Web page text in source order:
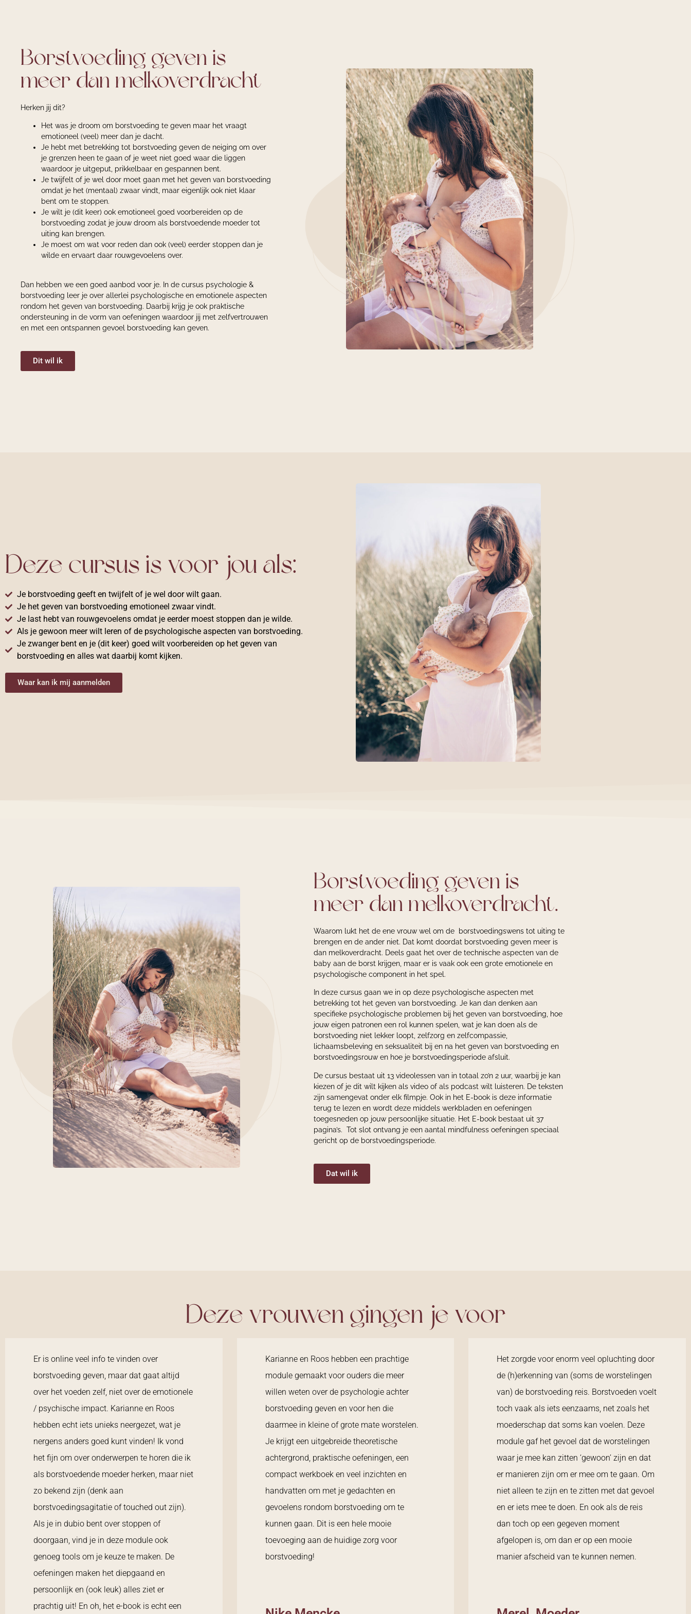
Borstvoeding geven is
meer dan melkoverdracht
Herken jij dit?
Het was je droom om borstvoeding te geven maar het vraagt
emotioneel (veel) meer dan je dacht.
Je hebt met betrekking tot borstvoeding geven de neiging om over
je grenzen heen te gaan of je weet niet goed waar die liggen
waardoor je uitgeput, prikkelbaar en gespannen bent.
Je twijfelt of je wel door moet gaan met het geven van borstvoeding
omdat je het (mentaal) zwaar vindt, maar eigenlijk ook niet klaar
bent om te stoppen.
Je wilt je (dit keer) ook emotioneel goed voorbereiden op de
borstvoeding zodat je jouw droom als borstvoedende moeder tot
uiting kan brengen.
Je moest om wat voor reden dan ook (veel) eerder stoppen dan je
wilde en ervaart daar rouwgevoelens over.
Dan hebben we een goed aanbod voor je. In de cursus psychologie &
borstvoeding leer je over allerlei psychologische en emotionele aspecten
rondom het geven van borstvoeding. Daarbij krijg je ook praktische
ondersteuning in de vorm van oefeningen waardoor jij met zelfvertrouwen
en met een ontspannen gevoel borstvoeding kan geven.
Dit wil ik
Deze cursus is voor jou als:
Je borstvoeding geeft en twijfelt of je wel door wilt gaan.
Je het geven van borstvoeding emotioneel zwaar vindt.
Je last hebt van rouwgevoelens omdat je eerder moest stoppen dan je wilde.
Als je gewoon meer wilt leren of de psychologische aspecten van borstvoeding.
Je zwanger bent en je (dit keer) goed wilt voorbereiden op het geven van
borstvoeding en alles wat daarbij komt kijken.
Waar kan ik mij aanmelden
Borstvoeding geven is
meer dan melkoverdracht.
Waarom lukt het de ene vrouw wel om de borstvoedingswens tot uiting te
brengen en de ander niet. Dat komt doordat borstvoeding geven meer is
dan melkoverdracht. Deels gaat het over de technische aspecten van de
baby aan de borst krijgen, maar er is vaak ook een grote emotionele en
psychologische component in het spel.
In deze cursus gaan we in op deze psychologische aspecten met
betrekking tot het geven van borstvoeding. Je kan dan denken aan
specifieke psychologische problemen bij het geven van borstvoeding, hoe
jouw eigen patronen een rol kunnen spelen, wat je kan doen als de
borstvoeding niet lekker loopt, zelfzorg en zelfcompassie,
lichaamsbeleving en seksualiteit bij en na het geven van borstvoeding en
borstvoedingsrouw en hoe je borstvoedingsperiode afsluit.
De cursus bestaat uit 13 videolessen van in totaal zo’n 2 uur, waarbij je kan
kiezen of je dit wilt kijken als video of als podcast wilt luisteren. De teksten
zijn samengevat onder elk filmpje. Ook in het E-book is deze informatie
terug te lezen en wordt deze middels werkbladen en oefeningen
toegesneden op jouw persoonlijke situatie. Het E-book bestaat uit 37
pagina’s. Tot slot ontvang je een aantal mindfulness oefeningen speciaal
gericht op de borstvoedingsperiode.
Dat wil ik
Deze vrouwen gingen je voor
Er is online veel info te vinden over
borstvoeding geven, maar dat gaat altijd
over het voeden zelf, niet over de emotionele
/ psychische impact. Karianne en Roos
hebben echt iets unieks neergezet, wat je
nergens anders goed kunt vinden! Ik vond
het fijn om over onderwerpen te horen die ik
als borstvoedende moeder herken, maar niet
zo bekend zijn (denk aan
borstvoedingsagitatie of touched out zijn).
Als je in dubio bent over stoppen of
doorgaan, vind je in deze module ook
genoeg tools om je keuze te maken. De
oefeningen maken het diepgaand en
persoonlijk en (ook leuk) alles ziet er
prachtig uit! En oh, het e-book is echt een
Karianne en Roos hebben een prachtige
module gemaakt voor ouders die meer
willen weten over de psychologie achter
borstvoeding geven en voor hen die
daarmee in kleine of grote mate worstelen.
Je krijgt een uitgebreide theoretische
achtergrond, praktische oefeningen, een
compact werkboek en veel inzichten en
handvatten om met je gedachten en
gevoelens rondom borstvoeding om te
kunnen gaan. Dit is een hele mooie
toevoeging aan de huidige zorg voor
borstvoeding!
Het zorgde voor enorm veel opluchting door
de (h)erkenning van (soms de worstelingen
van) de borstvoeding reis. Borstvoeden voelt
toch vaak als iets eenzaams, net zoals het
moederschap dat soms kan voelen. Deze
module gaf het gevoel dat de worstelingen
waar je mee kan zitten ‘gewoon’ zijn en dat
er manieren zijn om er mee om te gaan. Om
niet alleen te zijn en te zitten met dat gevoel
en er iets mee te doen. En ook als de reis
dan toch op een gegeven moment
afgelopen is, om dan er op een mooie
manier afscheid van te kunnen nemen.